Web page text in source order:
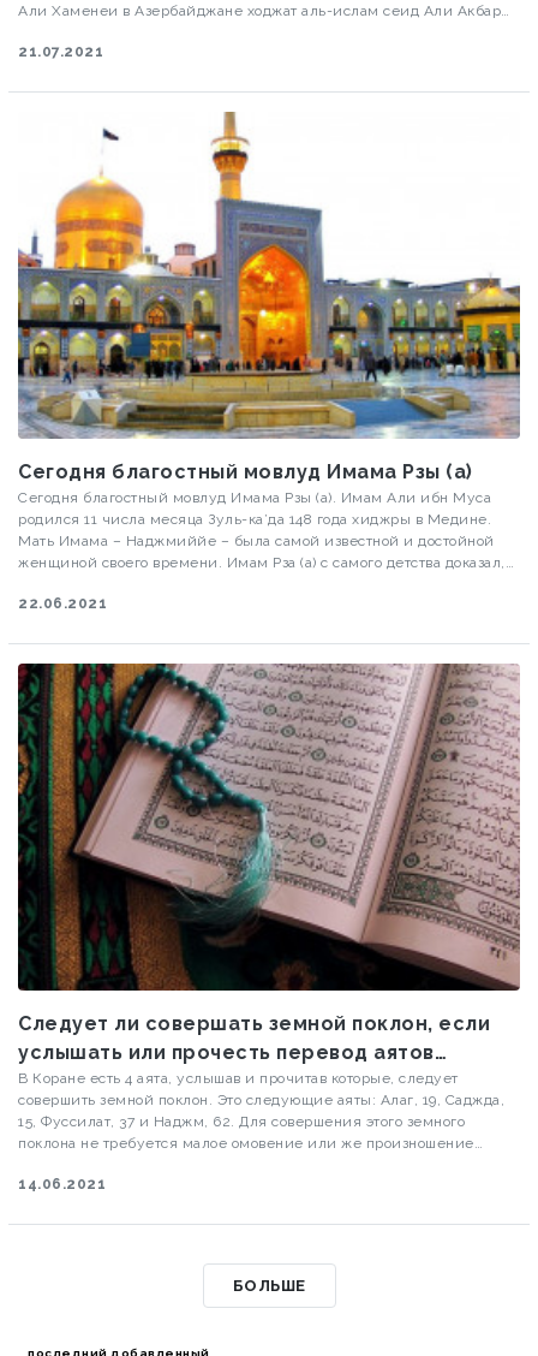
Али Хаменеи в Азербайджане ходжат аль-ислам сеид Али Акбар
21.07.2021
Сегодня благостный мовлуд Имама Рзы (а)
Сегодня благостный мовлуд Имама Рзы (а). Имам Али ибн Муса
родился 11 числа месяца Зуль-ка’да 148 года хиджры в Медине.
Мать Имама – Наджмиййе – была самой известной и достойной
женщиной своего времени. Имам Рза (а) с самого детства доказал,
пророка Мухаммеда (с).
22.06.2021
Следует ли совершать земной поклон, если
услышать или прочесть перевод аятов
обязательного земного поклона?
В Коране есть 4 аята, услышав и прочитав которые, следует
совершить земной поклон. Это следующие аяты: Алаг, 19, Саджда,
15, Фуссилат, 37 и Наджм, 62. Для совершения этого земного
поклона не требуется малое омовение или же произношение
ему не обязательно совершать земной поклон, но будет лучше,
14.06.2021
БОЛЬШЕ
последний добавленный